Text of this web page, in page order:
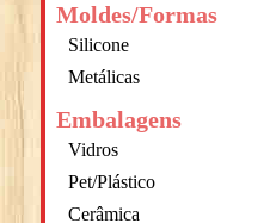
Moldes/Formas
Silicone
Metálicas
Embalagens
Vidros
Pet/Plástico
Cerâmica